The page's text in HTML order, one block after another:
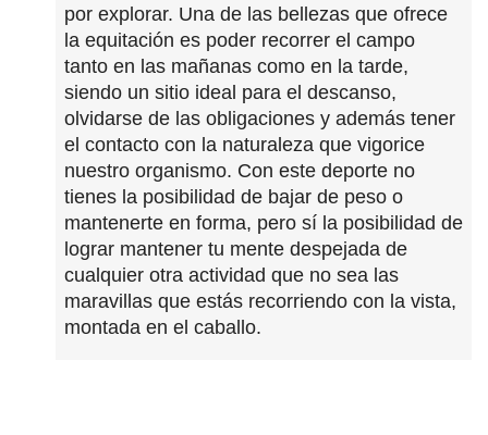
por explorar. Una de las bellezas que ofrece
la equitación es poder recorrer el campo
tanto en las mañanas como en la tarde,
siendo un sitio ideal para el descanso,
olvidarse de las obligaciones y además tener
el contacto con la naturaleza que vigorice
nuestro organismo. Con este deporte no
tienes la posibilidad de bajar de peso o
mantenerte en forma, pero sí la posibilidad de
lograr mantener tu mente despejada de
cualquier otra actividad que no sea las
maravillas que estás recorriendo con la vista,
montada en el caballo.